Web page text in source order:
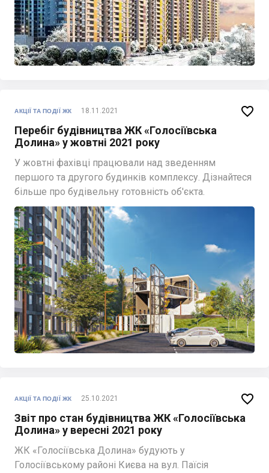
АКЦІЇ ТА ПОДІЇ ЖК 18.11.2021
Перебіг будівництва ЖК «Голосіївська
Долина» у жовтні 2021 року
У жовтні фахівці працювали над зведенням
першого та другого будинків комплексу. Дізнайтеся
більше про будівельну готовність об'єкта.

АКЦІЇ ТА ПОДІЇ ЖК 25.10.2021
Звіт про стан будівництва ЖК «Голосіївська
Долина» у вересні 2021 року
ЖК «Голосіївська Долина» будують у
Голосіївському районі Києва на вул. Паїсія
